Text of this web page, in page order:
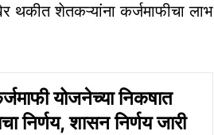
थकीत शेतकऱ्यांना कर्जमाफीचा लाभ
योजनेच्या निकषात
निर्णय, शासन निर्णय जारी